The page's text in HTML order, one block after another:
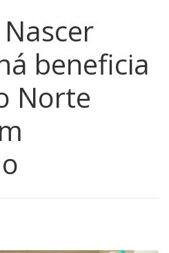
beneficia
Norte